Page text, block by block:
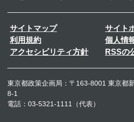
サイトマップ
サイト
利用規約
個人情
アクセシビリティ方針
RSSの
東京都政策企画局：〒163-8001 東京都
8-1
電話：03-5321-1111（代表）